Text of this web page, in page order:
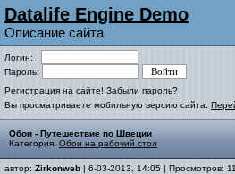
Datalife Engine Demo
Описание сайта
Логин:
Пароль:
Регистрация на сайте! Забыли пароль?
Вы просматриваете мобильную версию сайта.
Обои - Путешествие по Швеции
Категория: Обои на рабочий стол
автор: Zirkonweb | 6-03-2013, 14:05 | Просмотров: